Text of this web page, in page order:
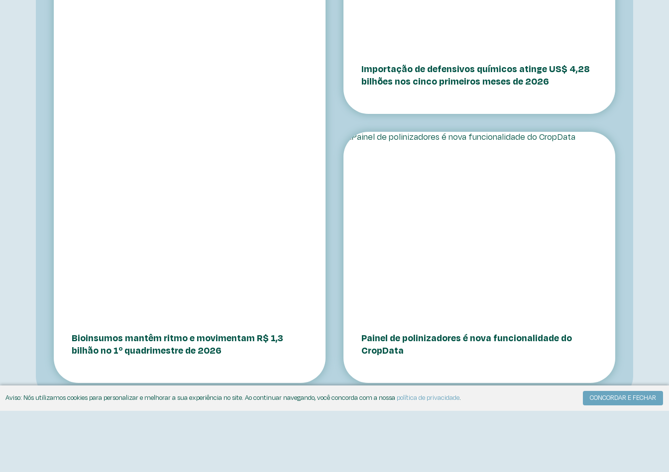
Bioinsumos mantêm ritmo e movimentam R$ 1,3
bilhão no 1º quadrimestre de 2026
Importação de defensivos químicos atinge US$ 4,28
bilhões nos cinco primeiros meses de 2026
Painel de polinizadores é nova funcionalidade do
CropData
Aviso: Nós utilizamos cookies para personalizar e melhorar a sua experiência no site. Ao continuar navegando, você concorda com a nossa política de privacidade. CONCORDAR E FECHAR